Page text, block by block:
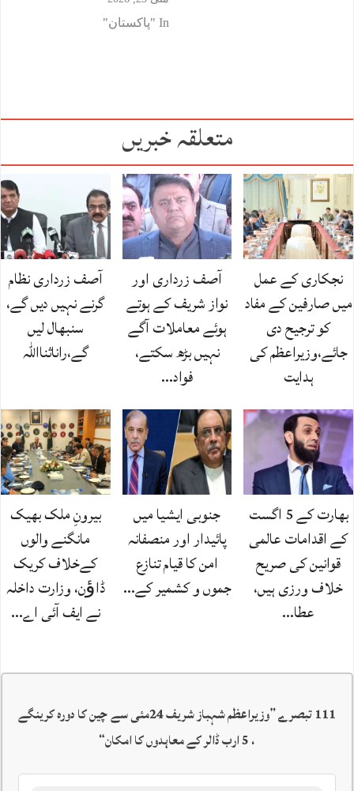
In "پاکستان"
متعلقہ خبریں
نجکاری کے عمل
میں صارفین کے مفاد
کو ترجیح دی
جائے،وزیراعظم کی
ہدایت
آصف زرداری اور
نواز شریف کے ہوتے
ہوئے معاملات آگے
نہیں بڑھ سکتے،
فواد…
آصف زرداری نظام
گرنے نہیں دیں گے،
سنبھال لیں
گے،راناثنااللہ
بھارت کے 5 اگست
کے اقدامات عالمی
قوانین کی صریح
خلاف ورزی ہیں،
عطا…
جنوبی ایشیا میں
پائیدار اور منصفانہ
امن کا قیام تنازع
جموں و کشمیر کے…
بیرونِ ملک بھیک
مانگنے والوں
کےخلاف کریک
ڈاﺅن، وزارت داخلہ
نے ایف آئی اے…
111 تبصرے ”
وزیراعظم شہباز شریف 24مئی سے چین کا دورہ کرینگے
، 5 ارب ڈالر کے معاہدوں کا امکان
“